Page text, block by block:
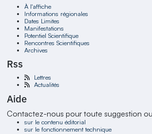
À l'affiche
Informations régionales
Dates Limites
Manifestations
Potentiel Scientifique
Rencontres Scientifiques
Archives
Rss
Lettres
Actualités
Aide
Contactez-nous pour toute suggestion
sur le contenu éditorial
sur le fonctionnement technique